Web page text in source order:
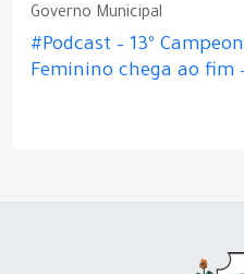
Governo Municipal
#Podcast – 13º
Feminino chega ao fim